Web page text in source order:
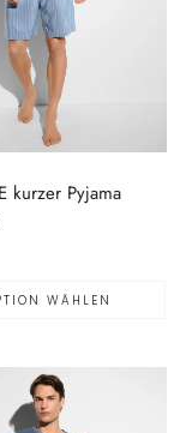
kurzer Pyjama
WÄHLEN